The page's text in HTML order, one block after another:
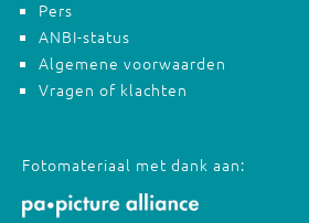
Pers
ANBI-status
Algemene voorwaarden
Vragen of klachten
Fotomateriaal met dank aan: